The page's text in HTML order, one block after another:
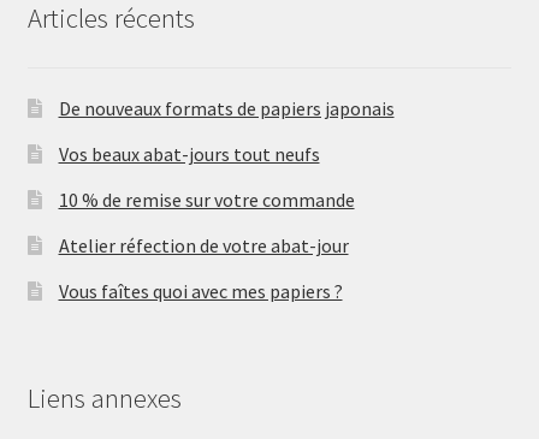
Articles récents
De nouveaux formats de papiers japonais
Vos beaux abat-jours tout neufs
10 % de remise sur votre commande
Atelier réfection de votre abat-jour
Vous faîtes quoi avec mes papiers ?
Liens annexes